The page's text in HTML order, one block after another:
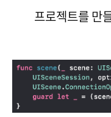
프로젝트를 만